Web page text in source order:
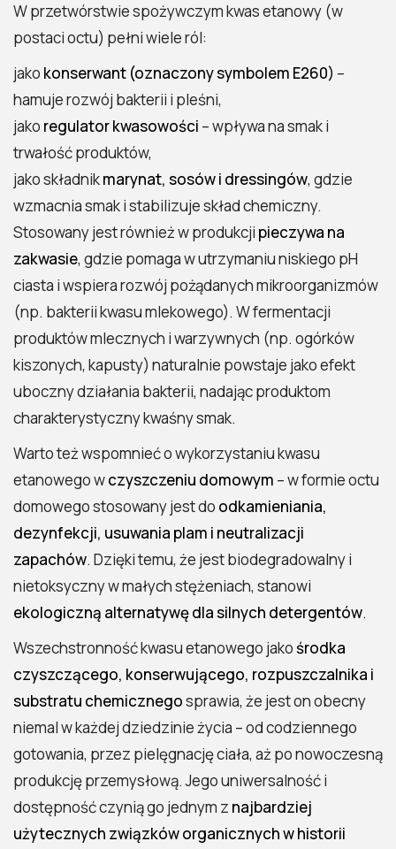
W przetwórstwie spożywczym kwas etanowy (w
postaci octu) pełni wiele ról:
jako konserwant (oznaczony symbolem E260) –
hamuje rozwój bakterii i pleśni,
jako regulator kwasowości – wpływa na smak i
trwałość produktów,
jako składnikmarynat, sosów i dressingów, gdzie
wzmacnia smak i stabilizuje skład chemiczny.
Stosowany jest również w produkcji pieczywa na
zakwasie, gdzie pomaga w utrzymaniu niskiego pH
ciasta i wspiera rozwój pożądanych mikroorganizmów
(np. bakterii kwasu mlekowego). W fermentacji
produktów mlecznych i warzywnych (np. ogórków
kiszonych, kapusty) naturalnie powstaje jako efekt
uboczny działania bakterii, nadając produktom
charakterystyczny kwaśny smak.
Warto też wspomnieć o wykorzystaniu kwasu
etanowego wczyszczeniu domowym – w formie octu
domowego stosowany jest do odkamieniania,
dezynfekcji, usuwania plam i neutralizacji
zapachów. Dzięki temu, że jest biodegradowalny i
nietoksyczny w małych stężeniach, stanowi
ekologiczną alternatywę dla silnych detergentów.
Wszechstronność kwasu etanowego jakośrodka
czyszczącego, konserwującego, rozpuszczalnika i
substratu chemicznegosprawia, że jest on obecny
niemal w każdej dziedzinie życia – od codziennego
gotowania, przez pielęgnację ciała, aż po nowoczesną
produkcję przemysłową. Jego uniwersalność i
dostępność czynią go jednym z najbardziej
użytecznych związków organicznych w historii